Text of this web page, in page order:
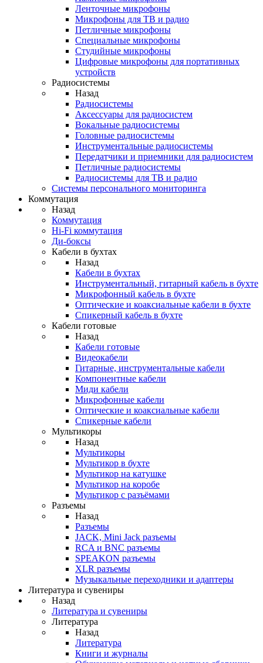
Ленточные микрофоны
Микрофоны для ТВ и радио
Петличные микрофоны
Специальные микрофоны
Студийные микрофоны
Цифровые микрофоны для портативных
устройств
Радиосистемы
Назад
Радиосистемы
Аксессуары для радиосистем
Вокальные радиосистемы
Головные радиосистемы
Инструментальные радиосистемы
Передатчики и приемники для радиосистем
Петличные радиосистемы
Радиосистемы для ТВ и радио
Системы персонального мониторинга
Коммутация
Назад
Коммутация
Hi-Fi коммутация
Ди-боксы
Кабели в бухтах
Назад
Кабели в бухтах
Инструментальный, гитарный кабель в бухте
Микрофонный кабель в бухте
Оптические и коаксиальные кабели в бухте
Спикерный кабель в бухте
Кабели готовые
Назад
Кабели готовые
Видеокабели
Гитарные, инструментальные кабели
Компонентные кабели
Миди кабели
Микрофонные кабели
Оптические и коаксиальные кабели
Спикерные кабели
Мультикоры
Назад
Мультикоры
Мультикор в бухте
Мультикор на катушке
Мультикор на коробе
Мультикор с разъёмами
Разъемы
Назад
Разъемы
JACK, Mini Jack разъемы
RCA и BNC разъемы
SPEAKON разъемы
XLR разъемы
Музыкальные переходники и адаптеры
Литература и сувениры
Назад
Литература и сувениры
Литература
Назад
Литература
Книги и журналы